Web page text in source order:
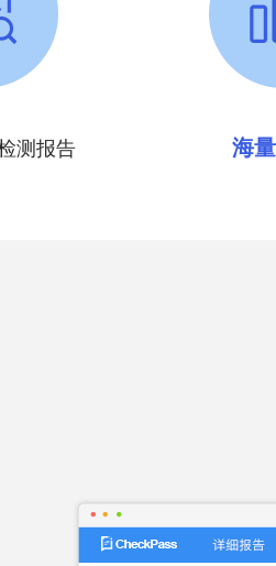
测报告 海量